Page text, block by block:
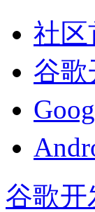
社区
谷歌
谷歌开